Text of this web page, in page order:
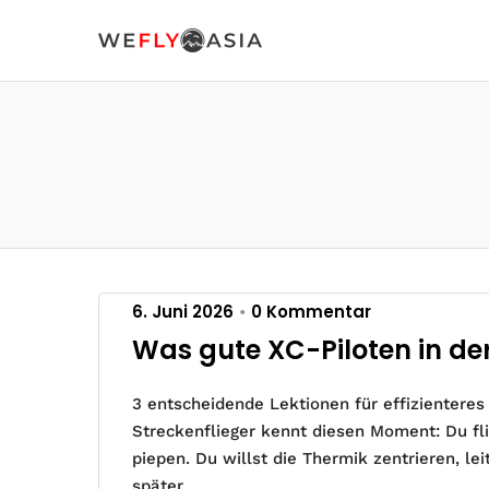
6. Juni 2026 • 0 Kommentar
Was gute XC-Piloten in
3 entscheidende Lektionen für
Streckenflieger kennt diesen Moment: Du
piepen. Du willst die Thermik zentrieren,